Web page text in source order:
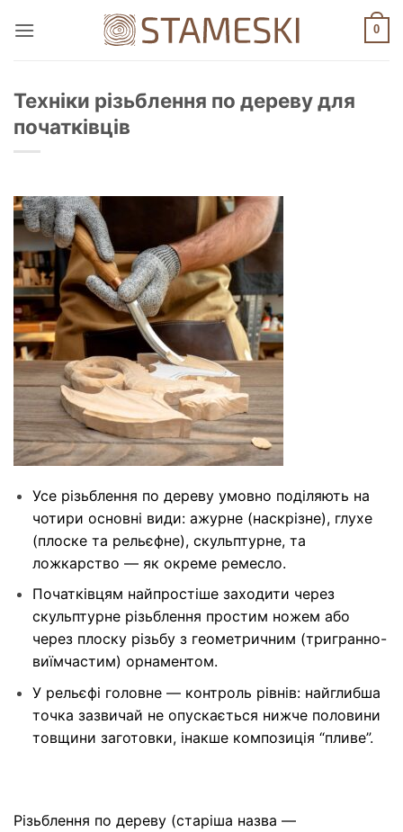
0
Техніки різьблення по дереву для
початківців
Усе різьблення по дереву умовно поділяють на
чотири основні види: ажурне (наскрізне), глухе
(плоске та рельєфне), скульптурне, та
ложкарство — як окреме ремесло.
Початківцям найпростіше заходити через
скульптурне різьблення простим ножем або
через плоску різьбу з геометричним (тригранно-
виїмчастим) орнаментом.
У рельєфі головне — контроль рівнів: найглибша
точка зазвичай не опускається нижче половини
товщини заготовки, інакше композиція “пливе”.
Різьблення по дереву (старіша назва —